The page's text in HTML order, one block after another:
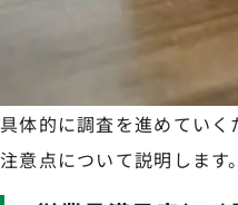
具体的に調査を進めてい
注意点について説明します。